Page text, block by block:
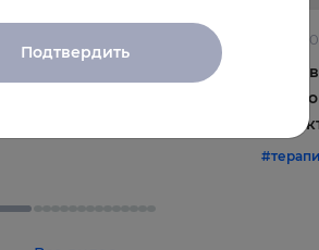
на приёме: алгоритмы для
и
Подтвердить